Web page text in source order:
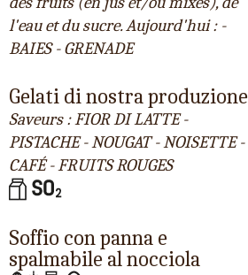
l'eau et du sucre. Aujourd'hui : -
BAIES - GRENADE
Gelati di nostra produzione
Saveurs : FIOR DI LATTE -
PISTACHE - NOUGAT - NOISETTE -
CAFÉ - FRUITS ROUGES
Soffio con panna e
spalmabile al nocciola